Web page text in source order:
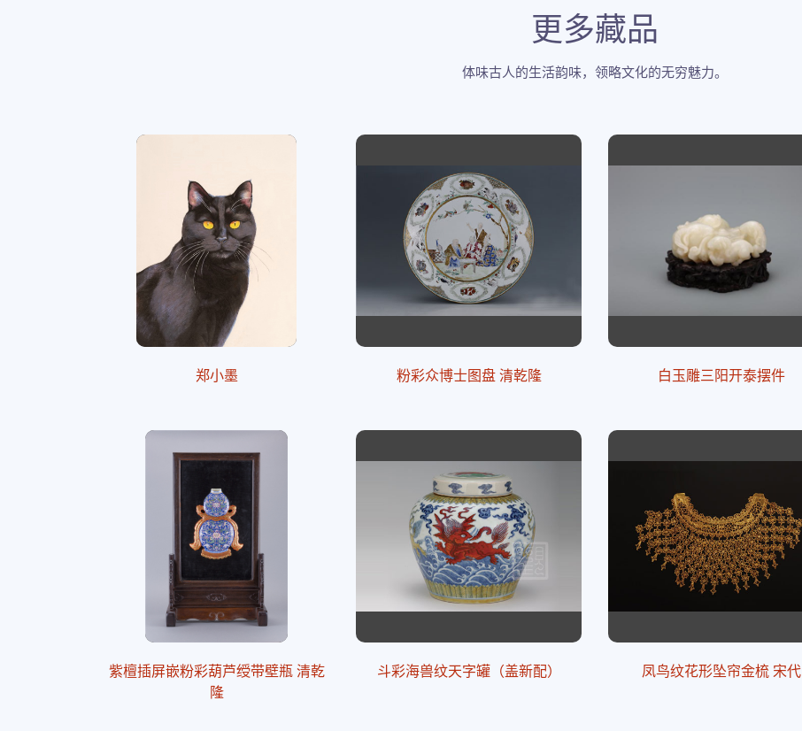
更多藏品
体味古人的生活韵味，领略文化的无穷魅力。
郑小墨 粉彩众博士图盘 清乾隆 白玉雕三阳开泰摆件
紫檀插屏嵌粉彩葫芦绶带壁瓶 清乾
隆
斗彩海兽纹天字罐（盖新配） 凤鸟纹花形坠帘金梳 宋代